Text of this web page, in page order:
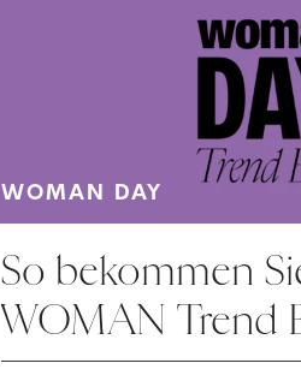
WOMAN DAY
So bekommen
WOMAN Trend